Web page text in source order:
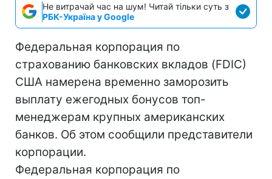
Не витрачай час на шум! Читай тільки суть з
РБК-Україна у Google
Федеральная корпорация по
страхованию банковских вкладов (FDIC)
США намерена временно заморозить
выплату ежегодных бонусов топ-
менеджерам крупных американских
банков. Об этом сообщили представители
корпорации.
Федеральная корпорация по